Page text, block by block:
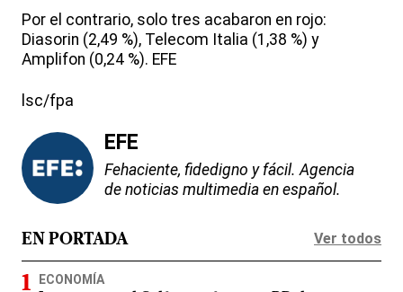
Por el contrario, solo tres acabaron en rojo:
Diasorin (2,49 %), Telecom Italia (1,38 %) y
Amplifon (0,24 %). EFE
lsc/fpa
EFE
Fehaciente, fidedigno y fácil. Agencia
de noticias multimedia en español.
EN PORTADA Ver todos
ECONOMÍA